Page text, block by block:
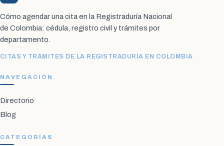
Cómo agendar una cita en la Registraduría Nacional
de Colombia: cédula, registro civil y trámites por
departamento.
CITAS Y TRÁMITES DE LA REGISTRADURÍA EN COLOMBIA
NAVEGACIÓN
Directorio
Blog
CATEGORÍAS